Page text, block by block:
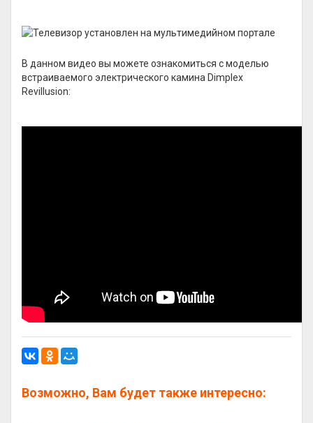
В данном видео вы можете ознакомиться с моделью
встраиваемого электрического камина Dimplex
Revillusion:
Возможно, Вам будет также интересно: